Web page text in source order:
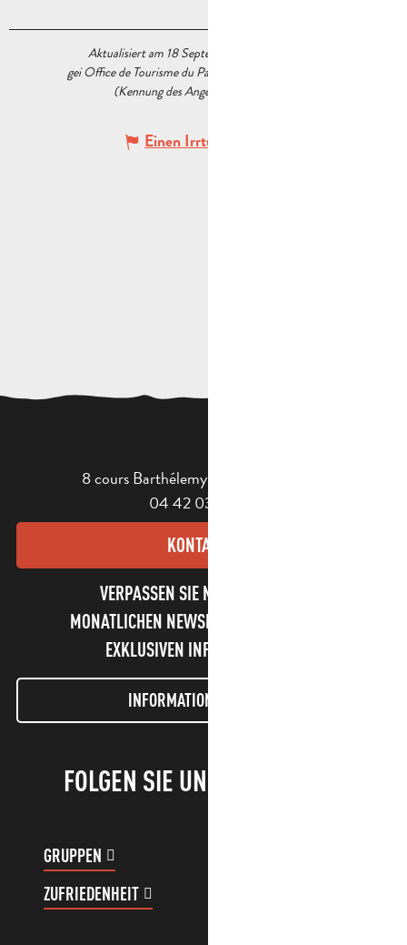
Aktualisiert am 18 September 2023 Um 16:37
gei Office de Tourisme du Pays d’Aubagne et de l’Étoile
(Kennung des Angebots :
Einen Irrtum angeben
8 cours Barthélemy - 13400 Aubagne
04 42 03 49 98
KONTAKT
VERPASSEN SIE NICHT UNSEREN
MONATLICHEN NEWSLETTER UND UNSERE
EXKLUSIVEN INFORMATIONEN!
INFORMATIONEN LETTER
FOLGEN SIE UNS!
GRUPPEN
ZUFRIEDENHEIT